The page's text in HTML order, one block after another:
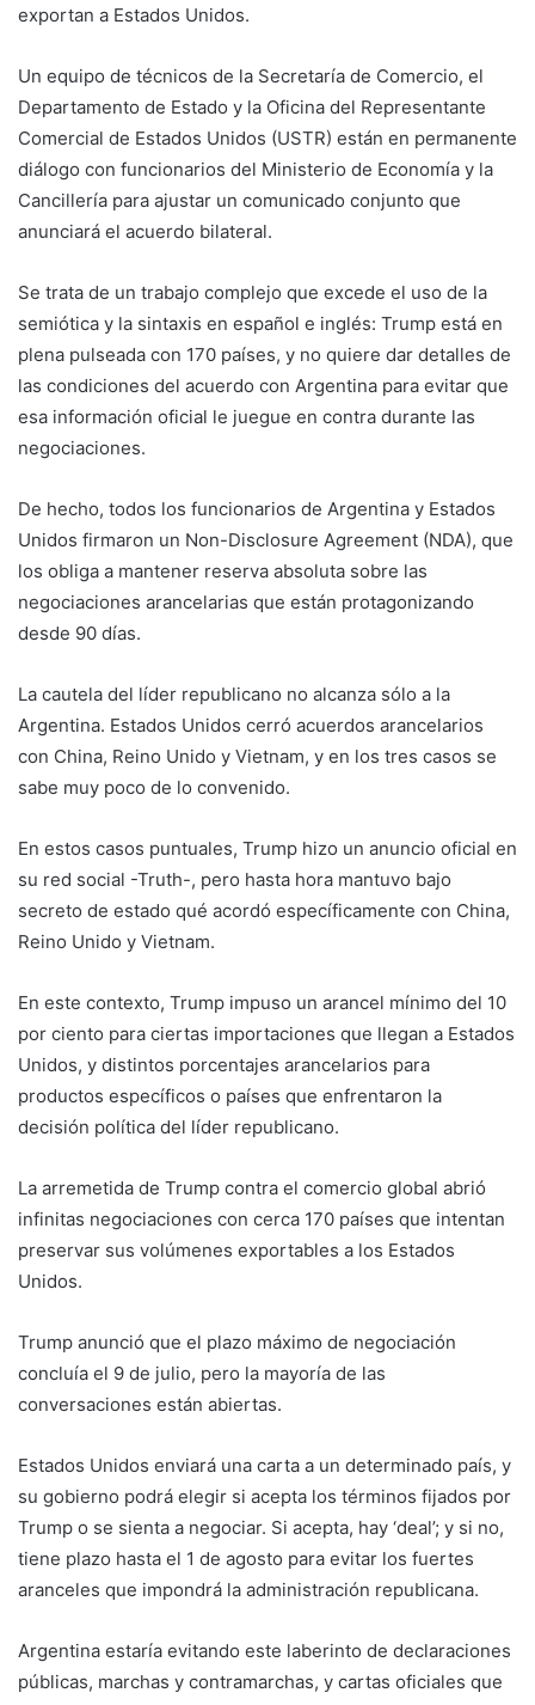
exportan a Estados Unidos.
Un equipo de técnicos de la Secretaría de Comercio, el
Departamento de Estado y la Oficina del Representante
Comercial de Estados Unidos (USTR) están en permanente
diálogo con funcionarios del Ministerio de Economía y la
Cancillería para ajustar un comunicado conjunto que
anunciará el acuerdo bilateral.
Se trata de un trabajo complejo que excede el uso de la
semiótica y la sintaxis en español e inglés: Trump está en
plena pulseada con 170 países, y no quiere dar detalles de
las condiciones del acuerdo con Argentina para evitar que
esa información oficial le juegue en contra durante las
negociaciones.
De hecho, todos los funcionarios de Argentina y Estados
Unidos firmaron un Non-Disclosure Agreement (NDA), que
los obliga a mantener reserva absoluta sobre las
negociaciones arancelarias que están protagonizando
desde 90 días.
La cautela del líder republicano no alcanza sólo a la
Argentina. Estados Unidos cerró acuerdos arancelarios
con China, Reino Unido y Vietnam, y en los tres casos se
sabe muy poco de lo convenido.
En estos casos puntuales, Trump hizo un anuncio oficial en
su red social -Truth-, pero hasta hora mantuvo bajo
secreto de estado qué acordó específicamente con China,
Reino Unido y Vietnam.
En este contexto, Trump impuso un arancel mínimo del 10
por ciento para ciertas importaciones que llegan a Estados
Unidos, y distintos porcentajes arancelarios para
productos específicos o países que enfrentaron la
decisión política del líder republicano.
La arremetida de Trump contra el comercio global abrió
infinitas negociaciones con cerca 170 países que intentan
preservar sus volúmenes exportables a los Estados
Unidos.
Trump anunció que el plazo máximo de negociación
concluía el 9 de julio, pero la mayoría de las
conversaciones están abiertas.
Estados Unidos enviará una carta a un determinado país, y
su gobierno podrá elegir si acepta los términos fijados por
Trump o se sienta a negociar. Si acepta, hay ‘deal’; y si no,
tiene plazo hasta el 1 de agosto para evitar los fuertes
aranceles que impondrá la administración republicana.
Argentina estaría evitando este laberinto de declaraciones
públicas, marchas y contramarchas, y cartas oficiales que